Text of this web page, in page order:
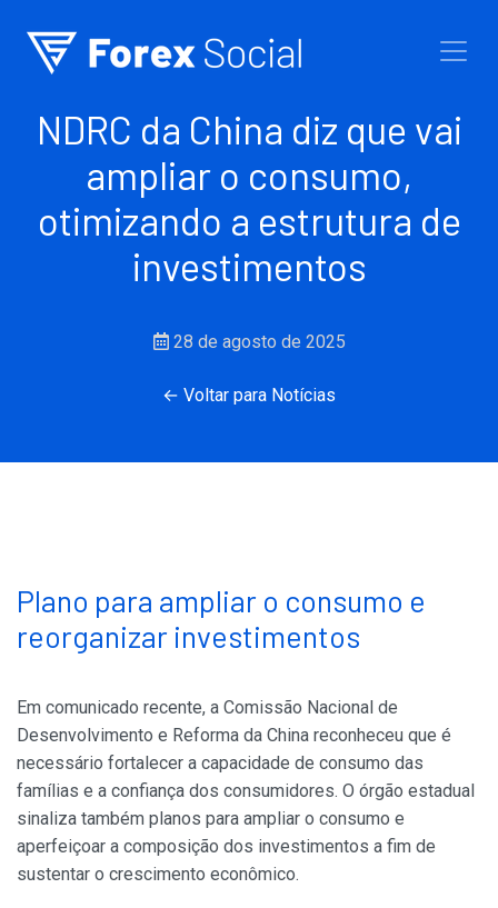
NDRC da China diz que vai
ampliar o consumo,
otimizando a estrutura de
investimentos
28 de agosto de 2025
← Voltar para Notícias
Plano para ampliar o consumo e
reorganizar investimentos
Em comunicado recente, a Comissão Nacional de
Desenvolvimento e Reforma da China reconheceu que é
necessário fortalecer a capacidade de consumo das
famílias e a confiança dos consumidores. O órgão estadual
sinaliza também planos para ampliar o consumo e
aperfeiçoar a composição dos investimentos a fim de
sustentar o crescimento econômico.